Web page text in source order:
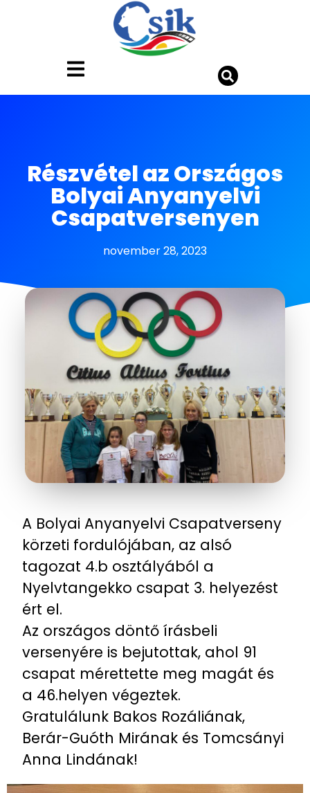
Részvétel az Országos
Bolyai Anyanyelvi
Csapatversenyen
november 28, 2023
A Bolyai Anyanyelvi Csapatverseny
körzeti fordulójában, az alsó
tagozat 4.b osztályából a
Nyelvtangekko csapat 3. helyezést
ért el.
Az országos döntő írásbeli
versenyére is bejutottak, ahol 91
csapat mérettette meg magát és
a 46.helyen végeztek.
Gratulálunk Bakos Rozáliának,
Berár-Guóth Mirának és Tomcsányi
Anna Lindának!